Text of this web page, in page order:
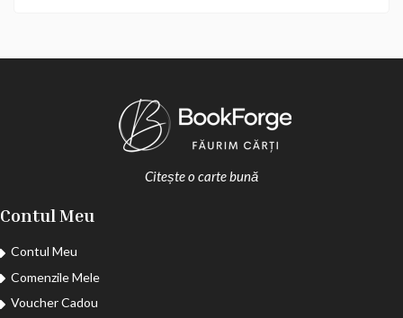
Citește o carte bună
Contul Meu
Contul Meu
Comenzile Mele
Voucher Cadou